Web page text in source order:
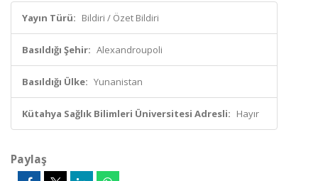
Yayın Türü: Bildiri / Özet Bildiri
Basıldığı Şehir: Alexandroupoli
Basıldığı Ülke: Yunanistan
Kütahya Sağlık Bilimleri Üniversitesi Adresli: Hayır
Paylaş